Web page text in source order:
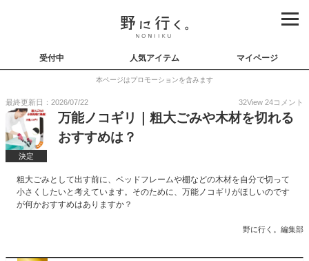
受付中 人気アイテム マイページ
本ページはプロモーションを含みます
最終更新日：2026/07/22 32View 24コメント
決定
万能ノコギリ｜粗大ごみや木材を切れる
おすすめは？
粗大ごみとして出す前に、ベッドフレームや棚などの木材を自分で切って
小さくしたいと考えています。そのために、万能ノコギリがほしいのです
が何かおすすめはありますか？
野に行く。編集部